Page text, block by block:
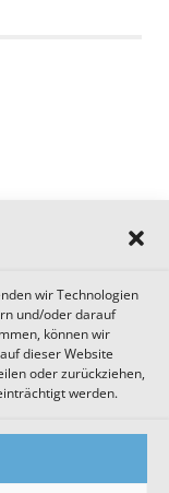
wir Technologien
und/oder darauf
können wir
dieser Website
oder zurückziehen,
werden.